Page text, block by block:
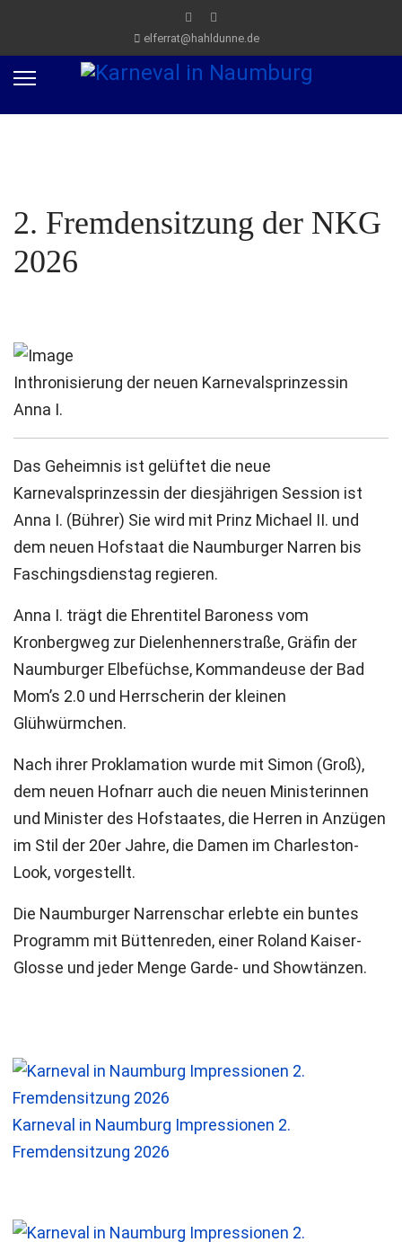
elferrat@hahldunne.de
2. Fremdensitzung der NKG
2026
Inthronisierung der neuen Karnevalsprinzessin
Anna I.
Das Geheimnis ist gelüftet die neue
Karnevalsprinzessin der diesjährigen Session ist
Anna I. (Bührer) Sie wird mit Prinz Michael II. und
dem neuen Hofstaat die Naumburger Narren bis
Faschingsdienstag regieren.
Anna I. trägt die Ehrentitel Baroness vom
Kronbergweg zur Dielenhennerstraße, Gräfin der
Naumburger Elbefüchse, Kommandeuse der Bad
Mom’s 2.0 und Herrscherin der kleinen
Glühwürmchen.
Nach ihrer Proklamation wurde mit Simon (Groß),
dem neuen Hofnarr auch die neuen Ministerinnen
und Minister des Hofstaates, die Herren in Anzügen
im Stil der 20er Jahre, die Damen im Charleston-
Look, vorgestellt.
Die Naumburger Narrenschar erlebte ein buntes
Programm mit Büttenreden, einer Roland Kaiser-
Glosse und jeder Menge Garde- und Showtänzen.
Karneval in Naumburg Impressionen 2.
Fremdensitzung 2026